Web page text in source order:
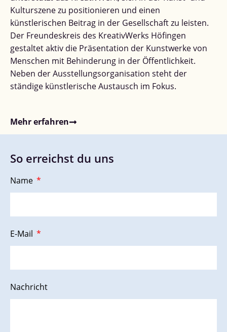
Kulturszene zu positionieren und einen
künstlerischen Beitrag in der Gesellschaft zu leisten.
Der Freundeskreis des KreativWerks Höfingen
gestaltet aktiv die Präsentation der Kunstwerke von
Menschen mit Behinderung in der Öffentlichkeit.
Neben der Ausstellungsorganisation steht der
ständige künstlerische Austausch im Fokus.
Mehr erfahren
So erreichst du uns
Name
E-Mail
Nachricht